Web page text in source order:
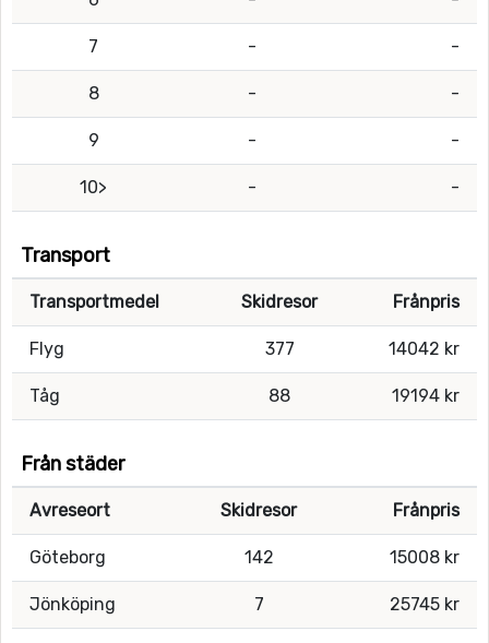
7 - -
8 - -
9 - -
10> - -
Transport
Transportmedel Skidresor Frånpris
Flyg 377 14042 kr
Tåg 88 19194 kr
Från städer
Avreseort Skidresor Frånpris
Göteborg 142 15008 kr
Jönköping 7 25745 kr